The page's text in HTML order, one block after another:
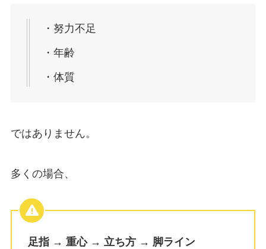
・努力不足
・年齢
・体質
ではありません。
多くの場合、
足指 → 重心 → 立ち方 → 脚ライン